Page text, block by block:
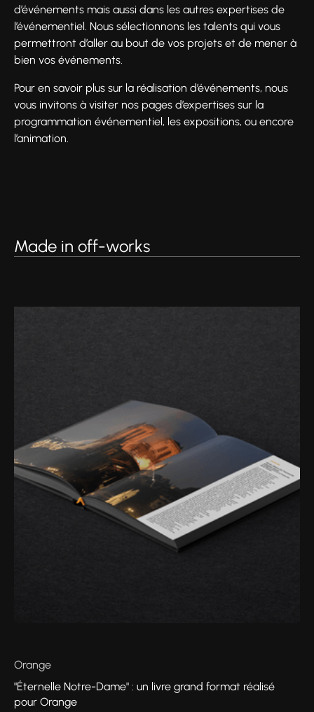
d’événements mais aussi dans les autres expertises de
l’événementiel. Nous sélectionnons les talents qui vous
permettront d’aller au bout de vos projets et de mener à
bien vos événements.
Pour en savoir plus sur la réalisation d’événements, nous
vous invitons à visiter nos pages d’expertises sur la
programmation événementiel, les expositions, ou encore
l’animation.
Made in off-works
Orange
"Éternelle Notre-Dame" : un livre grand format réalisé
pour Orange